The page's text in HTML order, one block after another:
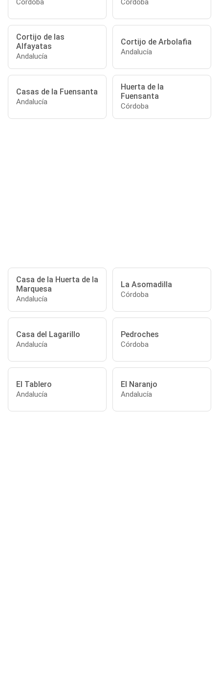
Cortijo de las
Alfayatas
Andalucía
Cortijo de Arbolafia
Andalucía
Casas de la Fuensanta
Andalucía
Huerta de la
Fuensanta
Córdoba
Casa de la Huerta de la
Marquesa
Andalucía
La Asomadilla
Córdoba
Casa del Lagarillo
Andalucía
Pedroches
Córdoba
El Tablero
Andalucía
El Naranjo
Andalucía